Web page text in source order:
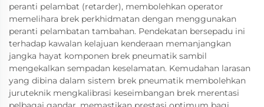
peranti pelambat (retarder), membolehkan operator
memelihara brek perkhidmatan dengan menggunakan
peranti pelambatan tambahan. Pendekatan bersepadu ini
terhadap kawalan kelajuan kenderaan memanjangkan
jangka hayat komponen brek pneumatik sambil
mengekalkan sempadan keselamatan. Kemudahan larasan
yang dibina dalam sistem brek pneumatik membolehkan
juruteknik mengkalibrasi keseimbangan brek merentasi